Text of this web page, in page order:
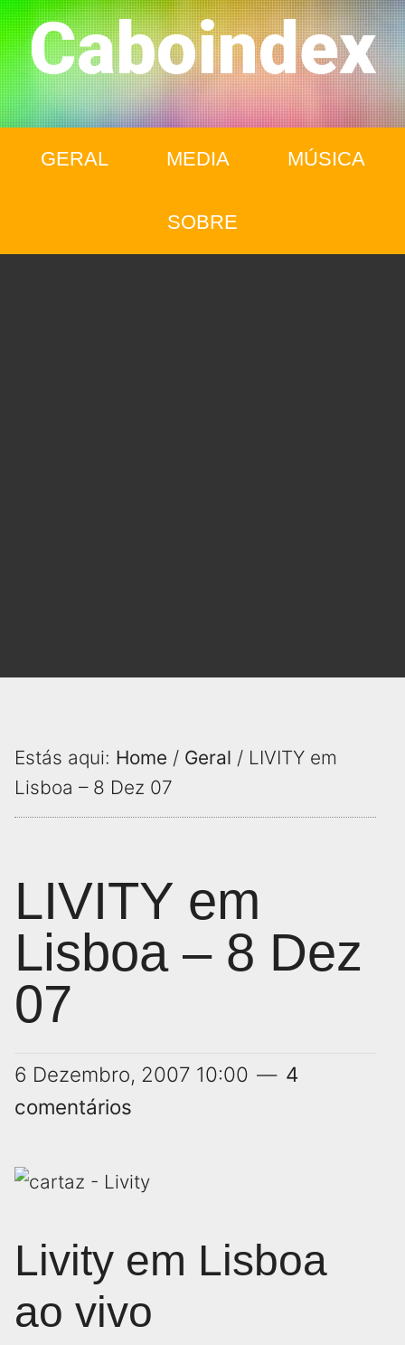
Caboindex
GERAL MEDIA MÚSICA
SOBRE
Estás aqui: Home / Geral / LIVITY em
Lisboa – 8 Dez 07
LIVITY em
Lisboa – 8 Dez
07
6 Dezembro, 2007 10:00
4
comentários
Livity em Lisboa
ao vivo